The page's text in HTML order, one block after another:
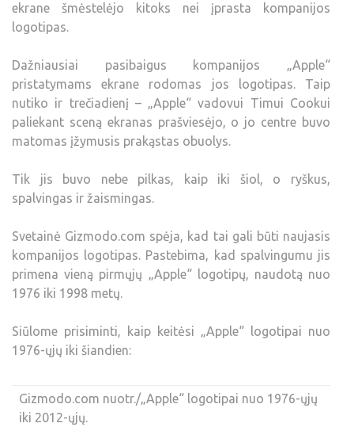
ekrane šmėstelėjo kitoks nei įprasta kompanijos
logotipas.
Dažniausiai pasibaigus kompanijos „Apple“
pristatymams ekrane rodomas jos logotipas. Taip
nutiko ir trečiadienį – „Apple“ vadovui Timui Cookui
paliekant sceną ekranas prašviesėjo, o jo centre buvo
matomas įžymusis prakąstas obuolys.
Tik jis buvo nebe pilkas, kaip iki šiol, o ryškus,
spalvingas ir žaismingas.
Svetainė Gizmodo.com spėja, kad tai gali būti naujasis
kompanijos logotipas. Pastebima, kad spalvingumu jis
primena vieną pirmųjų „Apple“ logotipų, naudotą nuo
1976 iki 1998 metų.
Siūlome prisiminti, kaip keitėsi „Apple“ logotipai nuo
1976-ųjų iki šiandien:
Gizmodo.com nuotr./„Apple“ logotipai nuo 1976-ųjų
iki 2012-ųjų.